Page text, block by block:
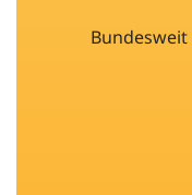
Bundesweit